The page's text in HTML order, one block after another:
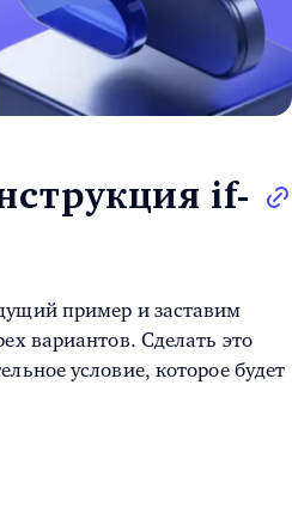
if-
пример и заставим
вариантов. Сделать это
условие, которое будет